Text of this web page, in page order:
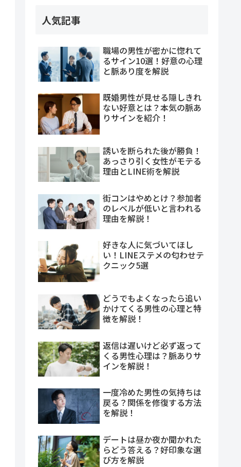
人気記事
職場の男性が密かに惚れて
るサイン10選！好意の心理
と脈あり度を解説
既婚男性が見せる隠しきれ
ない好意とは？本気の脈あ
りサインを紹介！
誘いを断られた後が勝負！
あっさり引く女性がモテる
理由とLINE術を解説
街コンはやめとけ？参加者
のレベルが低いと言われる
理由を解説！
好きな人に気づいてほし
い！LINEステメの匂わせテ
クニック5選
どうでもよくなったら追い
かけてくる男性の心理と特
徴を解説！
返信は遅いけど必ず返って
くる男性心理は？脈ありサ
インを解説！
一度冷めた男性の気持ちは
戻る？関係を修復する方法
を解説！
デートは昼か夜か聞かれた
らどう答える？好印象な選
び方を解説